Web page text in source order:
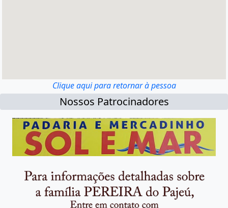
Clique aqui para retornar à pessoa
Nossos Patrocinadores